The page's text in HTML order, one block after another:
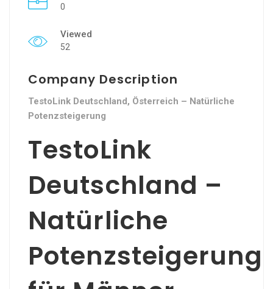
0
Viewed
52
Company Description
TestoLink Deutschland, Österreich – Natürliche
Potenzsteigerung
TestoLink
Deutschland –
Natürliche
Potenzsteigerung